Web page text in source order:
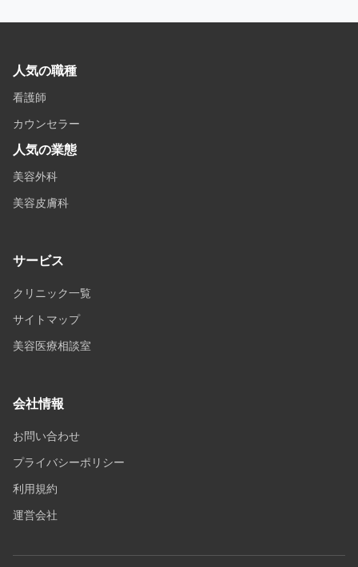
人気の職種
看護師
カウンセラー
人気の業態
美容外科
美容皮膚科
サービス
クリニック一覧
サイトマップ
美容医療相談室
会社情報
お問い合わせ
プライバシーポリシー
利用規約
運営会社